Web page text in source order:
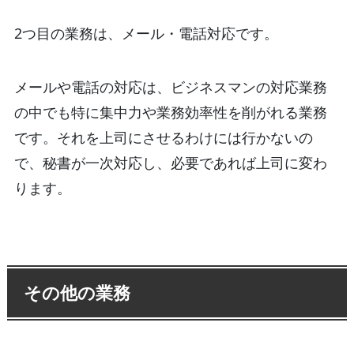
2つ目の業務は、メール・電話対応です。
メールや電話の対応は、ビジネスマンの対応業務
の中でも特に集中力や業務効率性を削がれる業務
です。それを上司にさせるわけには行かないの
で、秘書が一次対応し、必要であれば上司に変わ
ります。
その他の業務